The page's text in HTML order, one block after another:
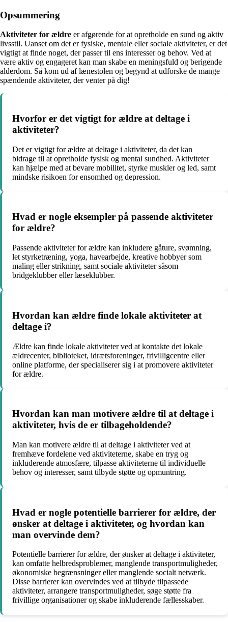
Opsummering
Aktiviteter for ældre er afgørende for at opretholde en sund og aktiv
livsstil. Uanset om det er fysiske, mentale eller sociale aktiviteter, er det
vigtigt at finde noget, der passer til ens interesser og behov. Ved at
være aktiv og engageret kan man skabe en meningsfuld og berigende
alderdom. Så kom ud af lænestolen og begynd at udforske de mange
spændende aktiviteter, der venter på dig!
Hvorfor er det vigtigt for ældre at deltage i
aktiviteter?
Det er vigtigt for ældre at deltage i aktiviteter, da det kan
bidrage til at opretholde fysisk og mental sundhed. Aktiviteter
kan hjælpe med at bevare mobilitet, styrke muskler og led, samt
mindske risikoen for ensomhed og depression.
Hvad er nogle eksempler på passende aktiviteter
for ældre?
Passende aktiviteter for ældre kan inkludere gåture, svømning,
let styrketræning, yoga, havearbejde, kreative hobbyer som
maling eller strikning, samt sociale aktiviteter såsom
bridgeklubber eller læseklubber.
Hvordan kan ældre finde lokale aktiviteter at
deltage i?
Ældre kan finde lokale aktiviteter ved at kontakte det lokale
ældrecenter, biblioteket, idrætsforeninger, frivilligcentre eller
online platforme, der specialiserer sig i at promovere aktiviteter
for ældre.
Hvordan kan man motivere ældre til at deltage i
aktiviteter, hvis de er tilbageholdende?
Man kan motivere ældre til at deltage i aktiviteter ved at
fremhæve fordelene ved aktiviteterne, skabe en tryg og
inkluderende atmosfære, tilpasse aktiviteterne til individuelle
behov og interesser, samt tilbyde støtte og opmuntring.
Hvad er nogle potentielle barrierer for ældre, der
ønsker at deltage i aktiviteter, og hvordan kan
man overvinde dem?
Potentielle barrierer for ældre, der ønsker at deltage i aktiviteter,
kan omfatte helbredsproblemer, manglende transportmuligheder,
økonomiske begrænsninger eller manglende socialt netværk.
Disse barrierer kan overvindes ved at tilbyde tilpassede
aktiviteter, arrangere transportmuligheder, søge støtte fra
frivillige organisationer og skabe inkluderende fællesskaber.